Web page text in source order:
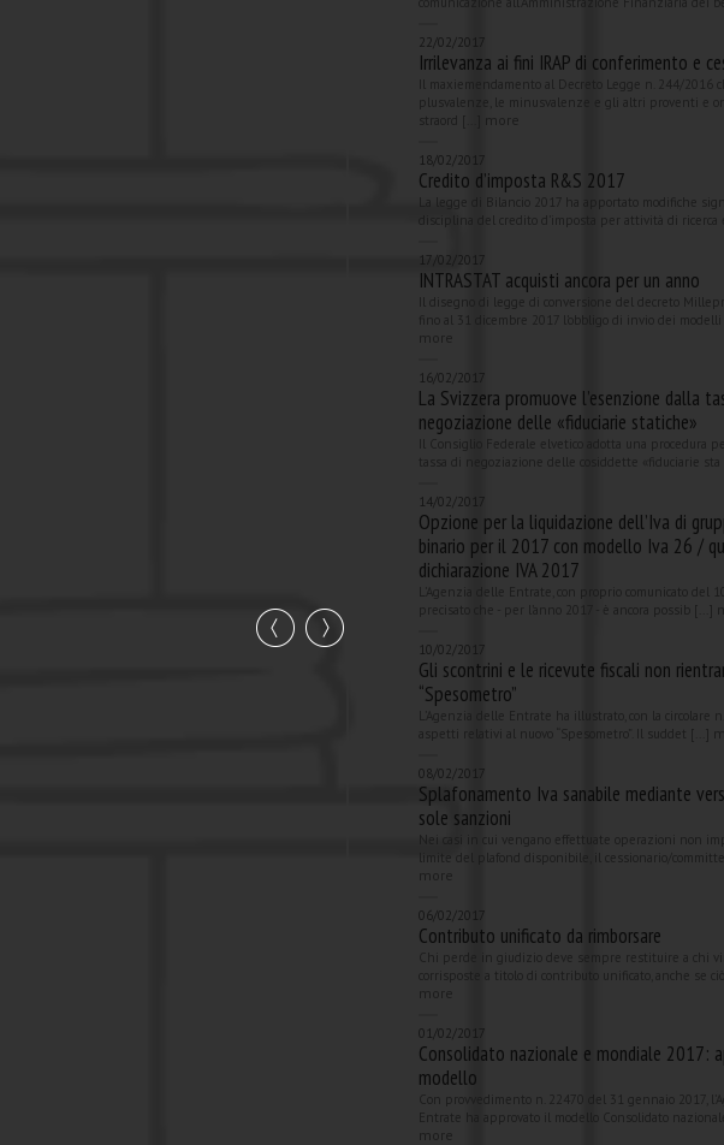
22/02/2017
Irrilevanza ai fini IRAP di conferimento e
Il maxiemendamento al Decreto Legge n. 244/2016
plusvalenze, le minusvalenze e gli altri proventi e
straord [...]
more
18/02/2017
Credito d’imposta R&S 2017
La legge di Bilancio 2017 ha apportato modifiche
disciplina del credito d’imposta per attività di ricerca
17/02/2017
INTRASTAT acquisti ancora per un anno
Il disegno di legge di conversione del decreto
fino al 31 dicembre 2017 l’obbligo di invio dei modelli
more
16/02/2017
La Svizzera promuove l’esenzione dalla
negoziazione delle «fiduciarie statiche»
Il Consiglio Federale elvetico adotta una procedura
tassa di negoziazione delle cosiddette «fiduciarie sta
14/02/2017
Opzione per la liquidazione dell’Iva di
binario per il 2017 con modello Iva 26 /
dichiarazione IVA 2017
L’Agenzia delle Entrate, con proprio comunicato del
precisato che - per l’anno 2017 - è ancora possib [...]
10/02/2017
Gli scontrini e le ricevute fiscali non
“Spesometro”
L’Agenzia delle Entrate ha illustrato, con la circolare
aspetti relativi al nuovo “Spesometro”. Il suddet [...]
08/02/2017
Splafonamento Iva sanabile mediante
sole sanzioni
Nei casi in cui vengano effettuate operazioni non
limite del plafond disponibile, il cessionario/
more
06/02/2017
Contributo unificato da rimborsare
Chi perde in giudizio deve sempre restituire a chi
corrisposte a titolo di contributo unificato, anche se
more
01/02/2017
Consolidato nazionale e mondiale 2017:
modello
Con provvedimento n. 22470 del 31 gennaio 2017,
Entrate ha approvato il modello Consolidato
more